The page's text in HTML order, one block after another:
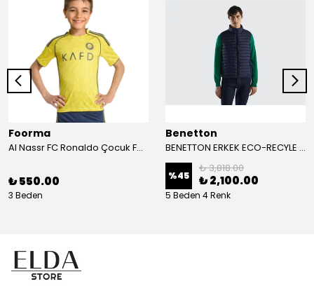
Foorma
Al Nassr FC Ronaldo Çocuk Forma 2'li Takım(Şort/T-Shirt)
₺ 550.00
3 Beden
Benetton
BENETTON ERKEK ECO-RECYLE DOLGULU PUFA YELEK
%45
₺ 3,818.00
₺ 2,100.00
5 Beden 4 Renk